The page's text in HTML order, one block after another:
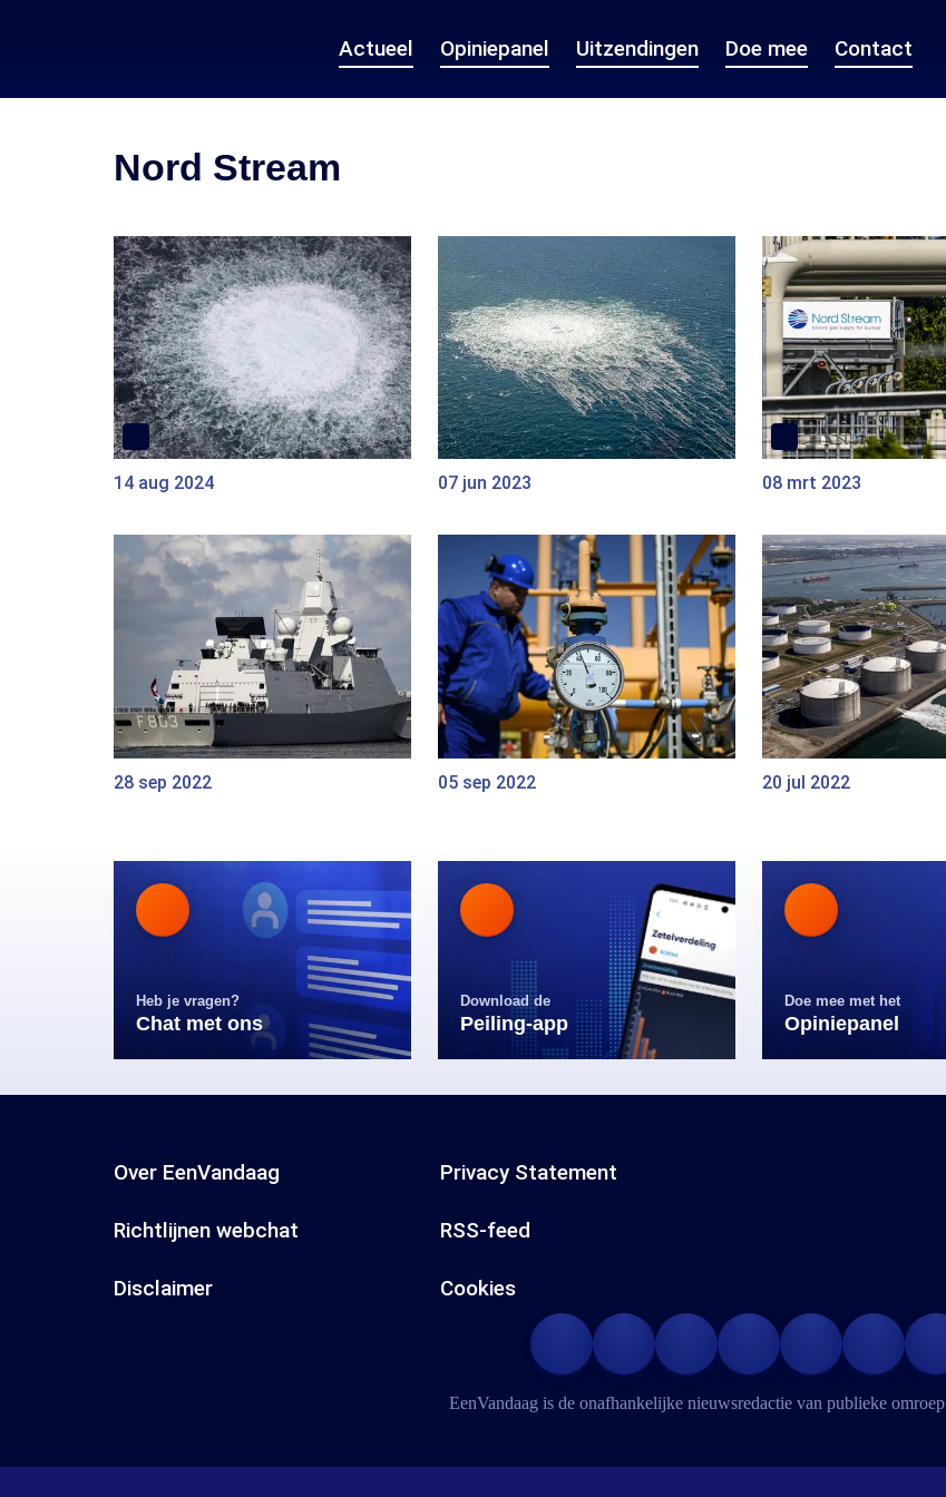
Actueel Opiniepanel Uitzendingen Doe mee Contact
Nord Stream
14 aug 2024 07 jun 2023 08 mrt 2023
28 sep 2022 05 sep 2022 20 jul 2022
Heb je vragen?
Chat met ons
Download de
Peiling-app
Doe mee met het
Opiniepanel
Over EenVandaag Privacy Statement
Richtlijnen webchat RSS-feed
Disclaimer Cookies
EenVandaag is de onafhankelijke nieuwsredactie van publieke omroep